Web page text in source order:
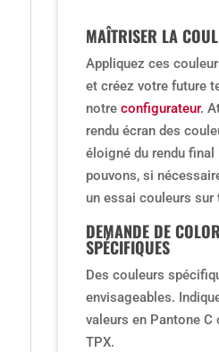
MAÎTRISER LA
Appliquez ces
et créez votre future
notreconfigurateur.
rendu écran des
éloigné du rendu
pouvons, si
un essai couleurs sur
DEMANDE DE
SPÉCIFIQUES
Des couleurs
envisageables.
valeurs en Pantone C
TPX.